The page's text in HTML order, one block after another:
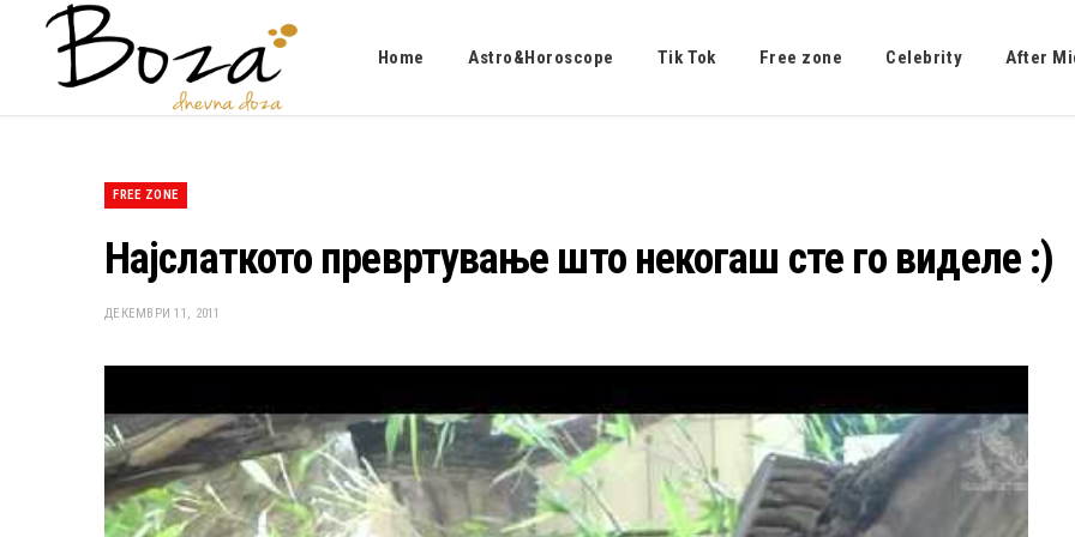
Home Astro&Horoscope Tik Tok Free zone Celebrity After
FREE ZONE
Најслаткото превртување што некогаш сте го виделе :)
ДЕКЕМВРИ 11, 2011